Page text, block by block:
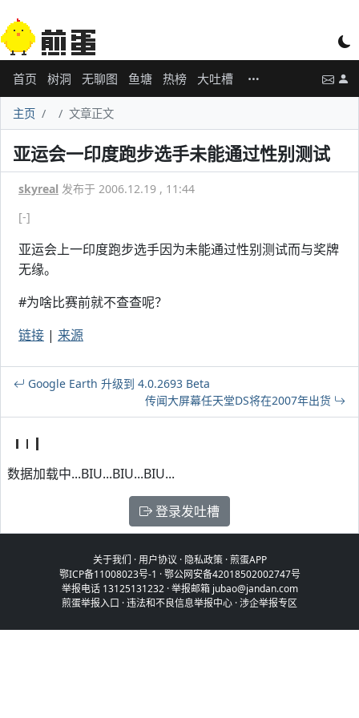
首页 树洞 无聊图 鱼塘 热榜 大吐槽
主页 文章正文
亚运会一印度跑步选手未能通过性别测试
skyreal 发布于 2006.12.19 , 11:44
[-]
亚运会上一印度跑步选手因为未能通过性别测试而与奖牌
无缘。
#为啥比赛前就不查查呢？
链接 | 来源
Google Earth 升级到 4.0.2693 Beta
传闻大屏幕任天堂DS将在2007年出货
数据加载中...BIU...BIU...BIU...
登录发吐槽
关于我们 ·用户协议 · 隐私政策·煎蛋APP
鄂ICP备11008023号-1 ·鄂公网安备42018502002747号
举报电话 13125131232 · 举报邮箱 jubao@jandan.com
煎蛋举报入口 ·违法和不良信息举报中心 ·涉企举报专区